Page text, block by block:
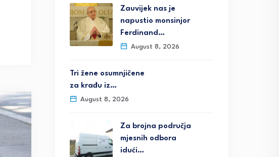
Zauvijek nas je
napustio monsinjor
Ferdinand…
August 8, 2026
Tri žene osumnjičene
za krađu iz…
August 8, 2026
Za brojna područja
mjesnih odbora
idući…